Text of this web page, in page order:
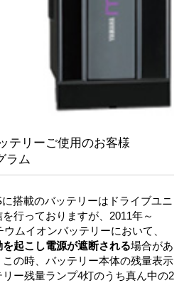
テリーご使用のお客様
ラム
搭載のバッテリーはドライブユニ
行っておりますが、2011年～
ムイオンバッテリーにおいて、
起こし電源が遮断される場合があ
の時、バッテリー本体の残量表示
ー残量ランプ4灯のうち真ん中の2